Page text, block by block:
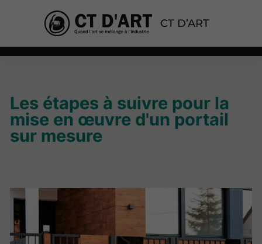
CT D’ART
Les étapes à suivre pour la
mise en œuvre d'un portail
sur mesure